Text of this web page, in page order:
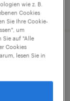
wie z. B.
Cookies
Sie Ihre Cookie-
um
Sie auf "Alle
Cookies
lesen Sie in